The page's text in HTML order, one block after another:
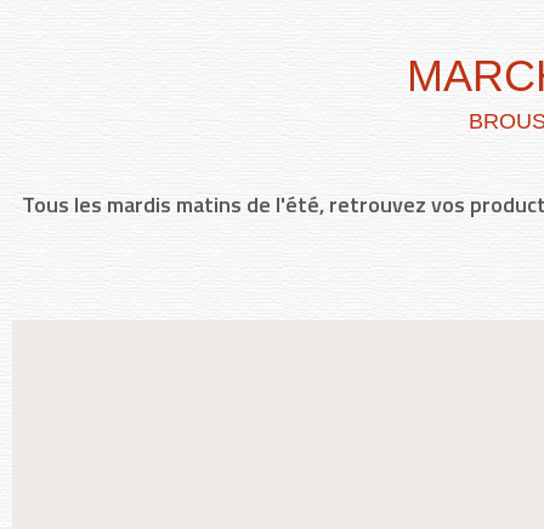
Tous les mardis matins de l'été, retrouvez vos